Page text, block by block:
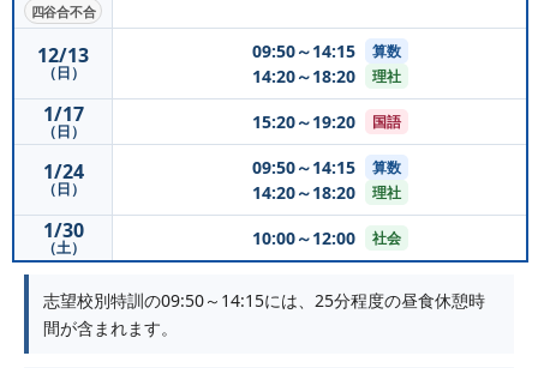
四谷合不合
12/13
（日）
09:50～14:15 算数
14:20～18:20 理社
1/17
（日） 15:20～19:20 国語
1/24
（日）
09:50～14:15 算数
14:20～18:20 理社
1/30
（土） 10:00～12:00 社会
志望校別特訓の09:50～14:15には、25分程度の昼食休憩時
間が含まれます。